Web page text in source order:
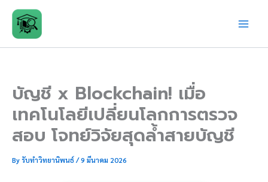
content
บัญชี x Blockchain! เมื่อ
เทคโนโลยีเปลี่ยนโลกการตรวจ
สอบ โจทย์วิจัยสุดล้ำสายบัญชี
Byรับทำวิทยานิพนธ์/9 มีนาคม 2026